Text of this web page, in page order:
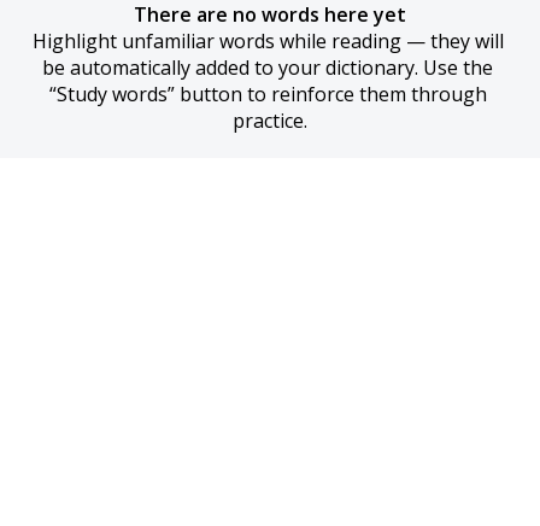
There are no words here yet
Highlight unfamiliar words while reading — they will
be automatically added to your dictionary. Use the
“Study words” button to reinforce them through
practice.